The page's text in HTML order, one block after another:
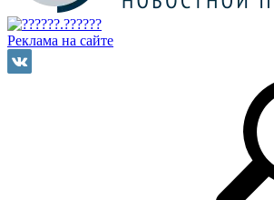
Реклама на сайте